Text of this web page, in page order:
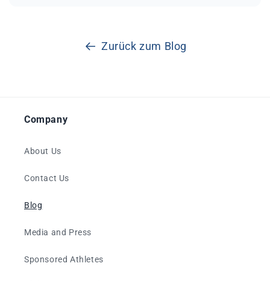
Zurück zum Blog
Company
About Us
Contact Us
Blog
Media and Press
Sponsored Athletes